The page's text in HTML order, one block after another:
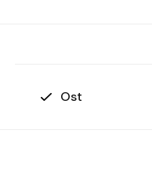
Ost